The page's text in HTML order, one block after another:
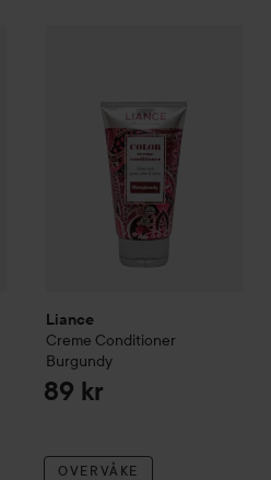
Liance
Creme Conditioner
Burgundy
89 kr
OVERVÅKE